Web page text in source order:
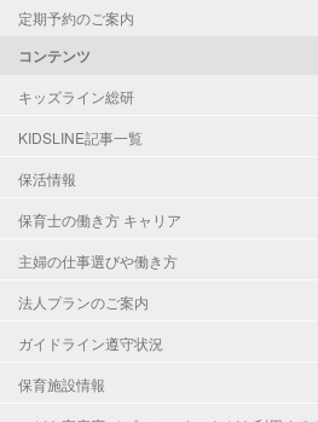
定期予約のご案内
コンテンツ
キッズライン総研
KIDSLINE記事一覧
保活情報
保育士の働き方 キャリア
主婦の仕事選びや働き方
法人プランのご案内
ガイドライン遵守状況
保育施設情報